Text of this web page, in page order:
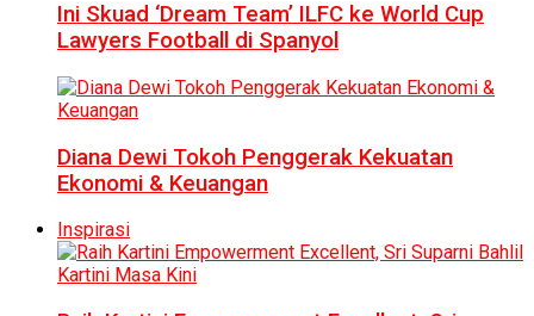
Ini Skuad ‘Dream Team’ ILFC ke World Cup
Lawyers Football di Spanyol
Diana Dewi Tokoh Penggerak Kekuatan
Ekonomi & Keuangan
Inspirasi